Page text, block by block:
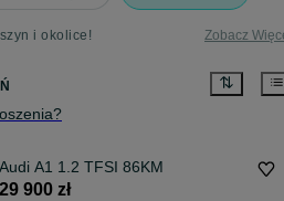
i okolice! Zobacz
Audi A1 1.2 TFSI 86KM
29 900 zł